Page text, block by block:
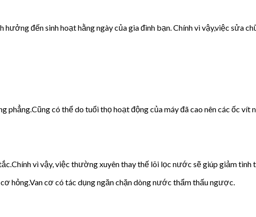
đến sinh hoạt hằng ngày của gia đình bạn. Chính vì vậy,việc sửa
có thể do tuổi thọ hoạt động của máy đã cao nên các ốc vít
vì vậy, việc thường xuyên thay thế lõi lọc nước sẽ giúp giảm tình
hỏng.Van cơ có tác dụng ngăn chặn dòng nước thẩm thấu ngược.